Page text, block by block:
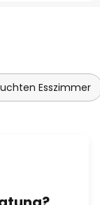
Esszimmer